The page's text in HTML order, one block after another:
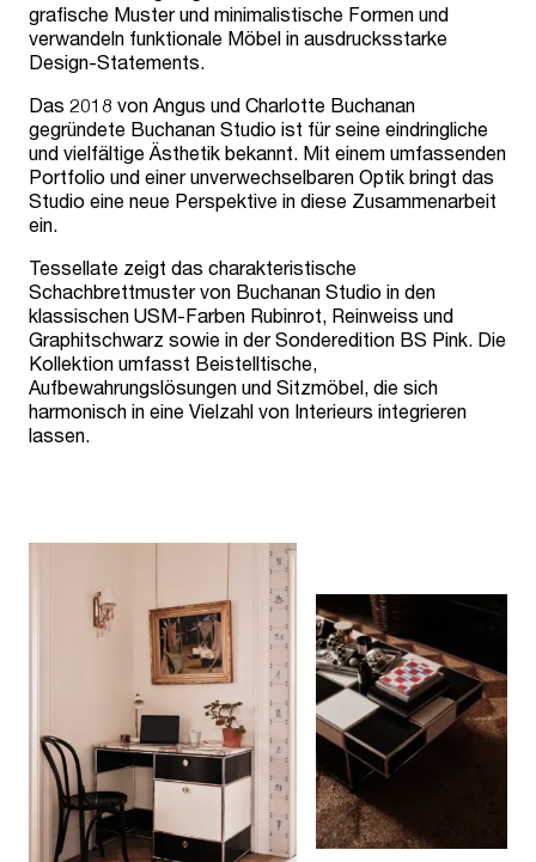
grafische Muster und minimalistische Formen und
verwandeln funktionale Möbel in ausdrucksstarke
Design-Statements.
Das 2018 von Angus und Charlotte Buchanan
gegründete Buchanan Studio ist für seine eindringliche
und vielfältige Ästhetik bekannt. Mit einem umfassenden
Portfolio und einer unverwechselbaren Optik bringt das
Studio eine neue Perspektive in diese Zusammenarbeit
ein.
Tessellate zeigt das charakteristische
Schachbrettmuster von Buchanan Studio in den
klassischen USM-Farben Rubinrot, Reinweiss und
Graphitschwarz sowie in der Sonderedition BS Pink. Die
Kollektion umfasst Beistelltische,
Aufbewahrungslösungen und Sitzmöbel, die sich
harmonisch in eine Vielzahl von Interieurs integrieren
lassen.